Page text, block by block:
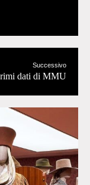
Successivo
dati di MMU